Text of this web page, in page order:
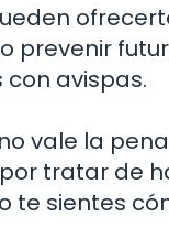
prevenir
avispas.
vale la
tratar de
te sientes